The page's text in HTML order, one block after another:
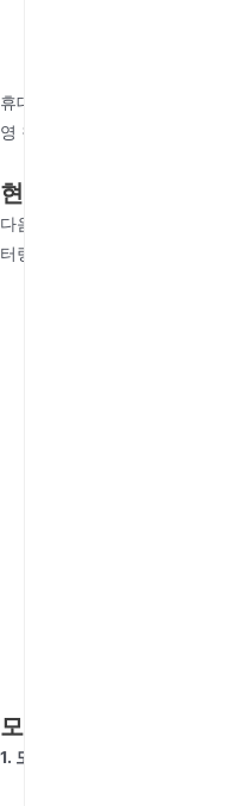
에 연결된 모든 장치가
휴대용 5G 게이트웨이의 활용도
영 참고 자료를 참조하십시오:
현장 유지보수 및 신호
다음의 상태를 유지하는 것은 최
터링하고 시스템 소프트웨어를
단순
를 사용하여 RSRQ
하십시오. 신호 강도가
부적인 간섭을 나타냅니
적으로 이동하십시오.
구축 중인 새로운 5G 기
통
제가 발생하면 오목한 '리
르면 DNS 캐시와 네트워
모바일 5G 연결 FAQ
1. 모바일 5G 라우터가 휴대폰 핫